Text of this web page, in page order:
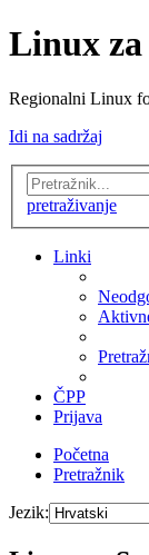
Linux
Regionalni Linux
Idi na sadržaj
pretraživanje
Linki
ČPP
Prijava
Početna
Pretražnik
Jezik: